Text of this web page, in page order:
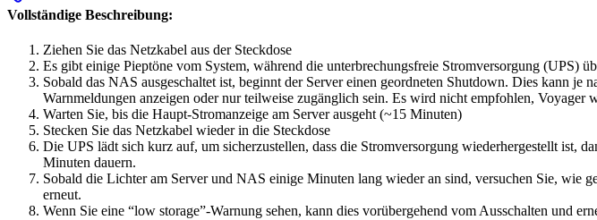
Vollständige Beschreibung:
Ziehen Sie das Netzkabel aus der Steckdose
Es gibt einige Pieptöne vom System, während die unterbrechungsfreie Stromversorgung (UPS)
Sobald das NAS ausgeschaltet ist, beginnt der Server einen geordneten Shutdown. Dies kann je
Warnmeldungen anzeigen oder nur teilweise zugänglich sein. Es wird nicht empfohlen, Voyager
Warten Sie, bis die Haupt-Stromanzeige am Server ausgeht (~15 Minuten)
Stecken Sie das Netzkabel wieder in die Steckdose
Die UPS lädt sich kurz auf, um sicherzustellen, dass die Stromversorgung wiederhergestellt ist,
Minuten dauern.
Sobald die Lichter am Server und NAS einige Minuten lang wieder an sind, versuchen Sie, wie
erneut.
Wenn Sie eine “low storage”-Warnung sehen, kann dies vorübergehend vom Ausschalten und